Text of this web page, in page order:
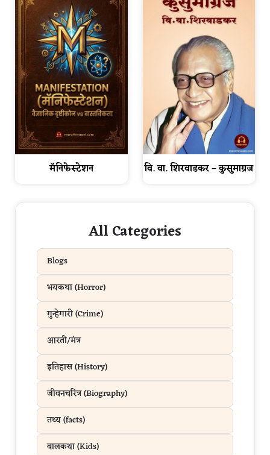
मॅनिफेस्टेशन वि. वा. शिरवाडकर – कुसुमाग्रज
All Categories
Blogs
भयकथा (Horror)
गुन्हेगारी (Crime)
आरती/मंत्र
इतिहास (History)
जीवनचरित्र (Biography)
तथ्य (facts)
बालकथा (Kids)